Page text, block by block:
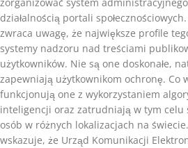
zorganizować system
działalnością portali
zwraca uwagę, że największe profile
systemy nadzoru nad treściami
użytkowników. Nie są one doskonałe,
zapewniają użytkownikom ochronę. Co
funkcjonują one z wykorzystaniem
inteligencji oraz zatrudniają w tym celu
osób w różnych lokalizacjach na
wskazuje, że Urząd Komunikacji